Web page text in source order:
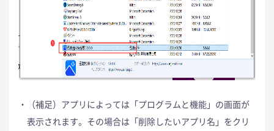
（補足）アプリによっては「プログラムと機能」の画面が
表示されます。その場合は「削除したいアプリ名」をクリ